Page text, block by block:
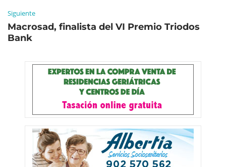
Siguiente
Macrosad, finalista del VI Premio Triodos
Bank